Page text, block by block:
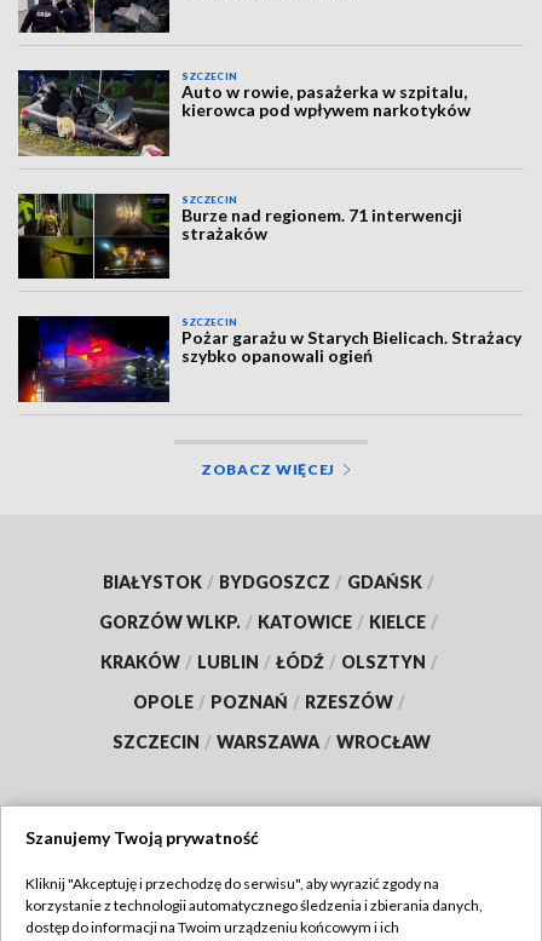
SZCZECIN
Auto w rowie, pasażerka w szpitalu,
kierowca pod wpływem narkotyków
SZCZECIN
Burze nad regionem. 71 interwencji
strażaków
SZCZECIN
Pożar garażu w Starych Bielicach. Strażacy
szybko opanowali ogień
ZOBACZ WIĘCEJ
BIAŁYSTOK / BYDGOSZCZ / GDAŃSK /
GORZÓW WLKP. / KATOWICE / KIELCE /
KRAKÓW / LUBLIN / ŁÓDŹ / OLSZTYN /
OPOLE / POZNAŃ / RZESZÓW /
SZCZECIN / WARSZAWA / WROCŁAW
TVP
Szanujemy Twoją prywatność
Kliknij "Akceptuję i przechodzę do serwisu", aby wyrazić zgody na
korzystanie z technologii automatycznego śledzenia i zbierania danych,
dostęp do informacji na Twoim urządzeniu końcowym i ich